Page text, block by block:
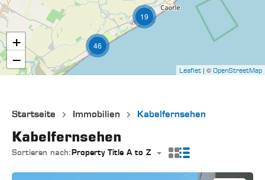
19
46
+
−
Leaflet | © OpenStreetMap
Startseite Immobilien Kabelfernsehen
Kabelfernsehen
Sortieren nach: Property Title A to Z